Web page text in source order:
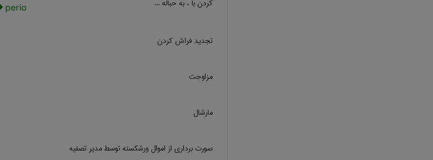
کردن با ، به حباله ...
perio
تجدید فراش کردن
مزاوجت
مارشال
صورت برداری از اموال ورشکسته توسط مدیر تصفیه